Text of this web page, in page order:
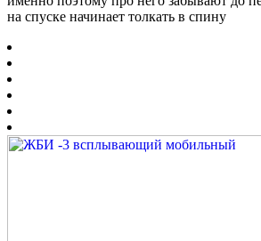
на спуске начинает толкать в спину